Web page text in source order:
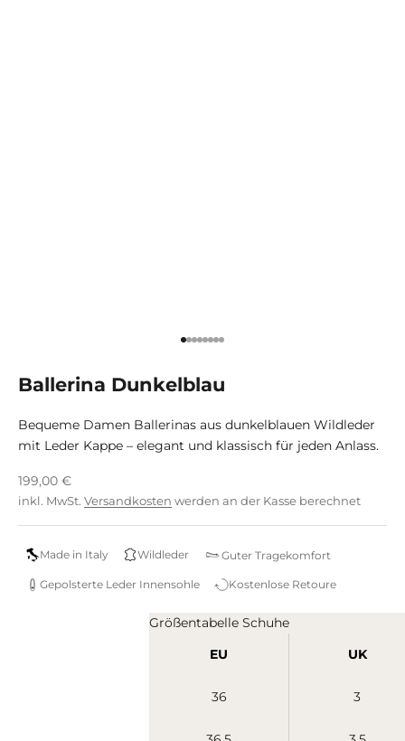
Gehe zu Element 1
Gehe zu Element 2
Gehe zu Element 3
Gehe zu Element 4
Gehe zu Element 5
Gehe zu Element 6
Gehe zu Element 7
Gehe zu Element 8
Ballerina Dunkelblau
Bequeme Damen Ballerinas aus dunkelblauen Wildleder
mit Leder Kappe – elegant und klassisch für jeden Anlass.
Angebot
199,00 €
inkl. MwSt. Versandkosten werden an der Kasse berechnet
Made in Italy Wildleder Guter Tragekomfort
Gepolsterte Leder Innensohle Kostenlose Retoure
Größentabelle Schuhe
EU
UK
36 3